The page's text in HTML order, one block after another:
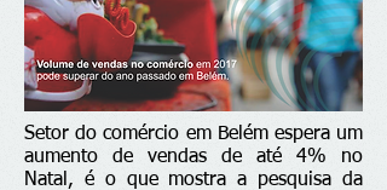
Setor do comércio em Belém espera um
aumento de vendas de até 4% no
Natal, é o que mostra a pesquisa da